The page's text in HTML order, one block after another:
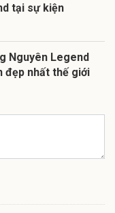
tại sự kiện
Nguyên Legend
đẹp nhất thế giới